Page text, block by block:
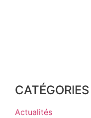
CATÉGORIES
Actualités